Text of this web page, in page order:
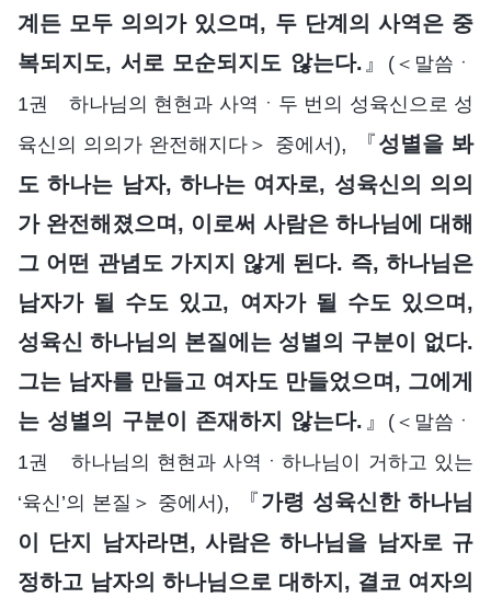
계든 모두 의의가 있으며, 두 단계의 사역은 중
복되지도, 서로 모순되지도 않는다. 』 (＜말씀ㆍ
1권 하나님의 현현과 사역ㆍ두 번의 성육신으로 성
육신의 의의가 완전해지다＞ 중에서), 『성별을 봐
도 하나는 남자, 하나는 여자로, 성육신의 의의
가 완전해졌으며, 이로써 사람은 하나님에 대해
그 어떤 관념도 가지지 않게 된다. 즉, 하나님은
남자가 될 수도 있고, 여자가 될 수도 있으며,
성육신 하나님의 본질에는 성별의 구분이 없다.
그는 남자를 만들고 여자도 만들었으며, 그에게
는 성별의 구분이 존재하지 않는다. 』 (＜말씀ㆍ
1권 하나님의 현현과 사역ㆍ하나님이 거하고 있는
‘육신’의 본질＞ 중에서), 『가령 성육신한 하나님
이 단지 남자라면, 사람은 하나님을 남자로 규
정하고 남자의 하나님으로 대하지, 결코 여자의